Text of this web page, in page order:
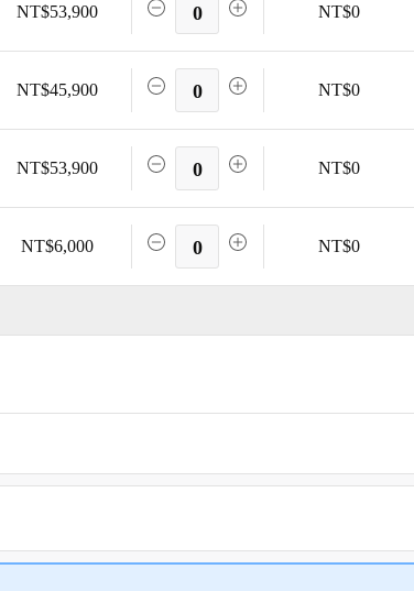
NT$53,900 0 NT$0
NT$45,900 0 NT$0
NT$53,900 0 NT$0
NT$6,000 0 NT$0